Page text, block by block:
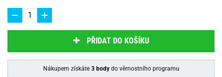
PŘIDAT DO KOŠÍKU
Nákupem získáte 3 bodydo věrnostního programu